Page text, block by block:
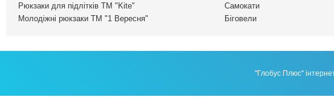
Рюкзаки для підлітків ТМ "Kite"
Молодіжні рюкзаки ТМ "1 Вересня"
Самокати
Біговели